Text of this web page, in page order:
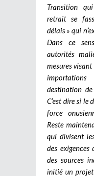
Transition
retrait se
délais » qui
Dans ce
autorités
mesures
destination
C’est dire si le
force
Reste
qui divisent
des exigences
des sources
initié un